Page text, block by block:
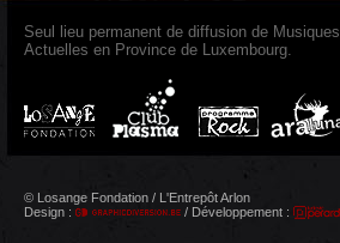
Seul lieu permanent de diffusion de Musiques
Actuelles en Province de Luxembourg.
© Losange Fondation / L'Entrepôt Arlon
Design :
/ Développement :